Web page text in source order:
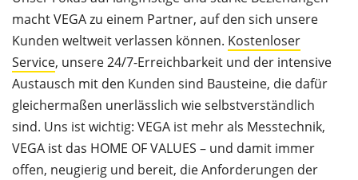
macht VEGA zu einem Partner, auf den sich unsere
Kunden weltweit verlassen können. Kostenloser
Service, unsere 24/7-Erreichbarkeit und der intensive
Austausch mit den Kunden sind Bausteine, die dafür
gleichermaßen unerlässlich wie selbstverständlich
sind. Uns ist wichtig: VEGA ist mehr als Messtechnik,
VEGA ist das HOME OF VALUES – und damit immer
offen, neugierig und bereit, die Anforderungen der